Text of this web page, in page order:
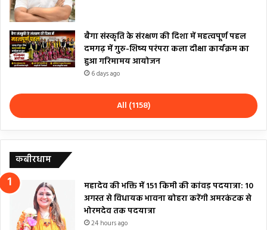
बैगा संस्कृति के संरक्षण की दिशा में महत्वपूर्ण पहल
दमगढ़ में गुरु-शिष्य परंपरा कला दीक्षा कार्यक्रम का
हुआ गरिमामय आयोजन
6 days ago
All (1158)
कबीरधाम
महादेव की भक्ति में 151 किमी की कांवड़ पदयात्रा: 10
अगस्त से विधायक भावना बोहरा करेंगी अमरकंटक से
भोरमदेव तक पदयात्रा
24 hours ago